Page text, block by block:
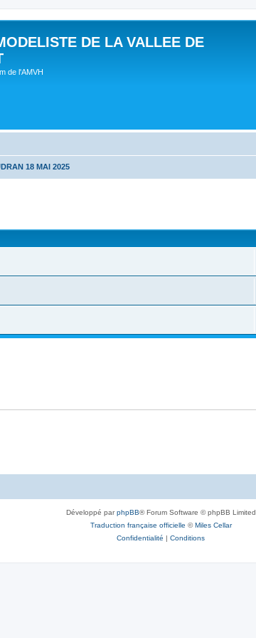
DE LA VALLEE DE
de l'AMVH
18 MAI 2025
Développé parphpBB® Forum Software © phpBB Limited
Traduction française officielle ©Miles Cellar
Confidentialité | Conditions